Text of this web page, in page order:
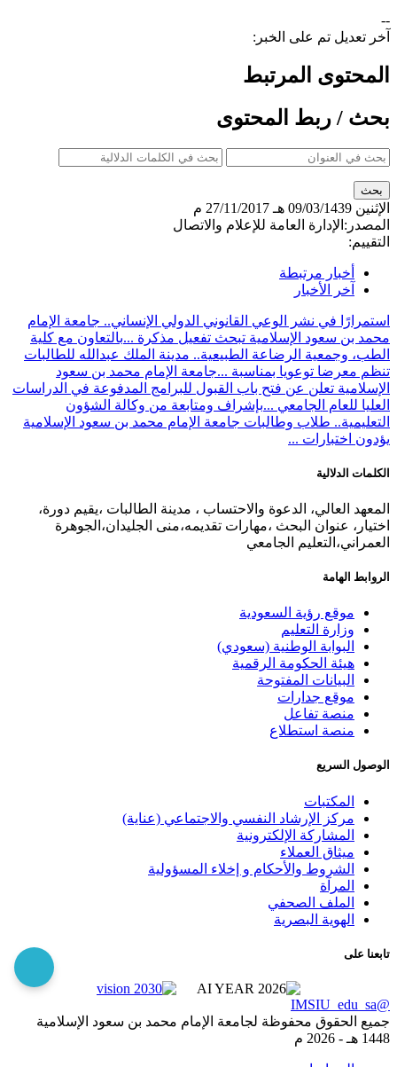
--
آخر تعديل تم على الخبر:
المحتوى المرتبط
بحث / ربط المحتوى
الإثنين 09/03/1439 هـ
27/11/2017 م
المصدر: الإدارة العامة للإعلام والاتصال
التقييم:
أخبار مرتبطة
آخر الأخبار
استمرارًا في نشر الوعي القانوني الدولي الإنساني.. جامعة الإمام
محمد بن سعود الإسلامية تبحث تفعيل مذكرة ...بالتعاون مع كلية
الطب، وجمعية الرضاعة الطبيعية.. مدينة الملك عبدالله للطالبات
تنظم معرضا توعويا بمناسبة ...جامعة الإمام محمد بن سعود
الإسلامية تعلن عن فتح باب القبول للبرامج المدفوعة في الدراسات
العليا للعام الجامعي ...بإشراف ومتابعة من وكالة الشؤون
التعليمية.. طلاب وطالبات جامعة الإمام محمد بن سعود الإسلامية
يؤدون اختبارات ...
الكلمات الدلالية
المعهد العالي، الدعوة والاحتساب ، مدينة الطالبات ،يقيم دورة،
اختيار، عنوان البحث ،مهارات تقديمه،منى الجليدان،الجوهرة
العمراني،التعليم الجامعي
الروابط الهامة
موقع رؤية السعودية
وزارة التعليم
البوابة الوطنية (سعودي)
هيئة الحكومة الرقمية
البيانات المفتوحة
موقع جدارات
منصة تفاعل
منصة استطلاع
الوصول السريع
المكتبات
مركز الإرشاد النفسي والاجتماعي (عناية)
المشاركة الإلكترونية
ميثاق العملاء
الشروط والأحكام و إخلاء المسؤولية
المرآة
الملف الصحفي
الهوية البصرية
تابعنا على
@IMSIU_edu_sa
جميع الحقوق محفوظة لجامعة الإمام محمد بن سعود الإسلامية
1448 هـ -
2026 م